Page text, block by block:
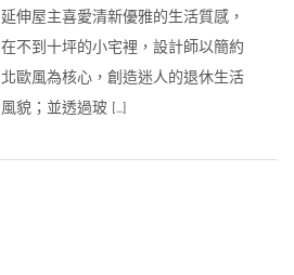
延伸屋主喜愛清新優雅的生活質感，
在不到十坪的小宅裡，設計師以簡約
北歐風為核心，創造迷人的退休生活
風貌；並透過玻 […]